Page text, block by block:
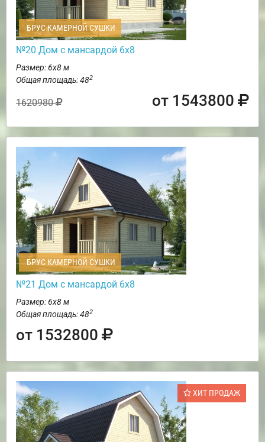
БРУС КАМЕРНОЙ СУШКИ
№20 Дом с мансардой 6х8
Размер: 6х8 м
Общая площадь: 482
1620980 от 1543800
БРУС КАМЕРНОЙ СУШКИ
№21 Дом с мансардой 6х8
Размер: 6х8 м
Общая площадь: 482
от 1532800
ХИТ ПРОДАЖ